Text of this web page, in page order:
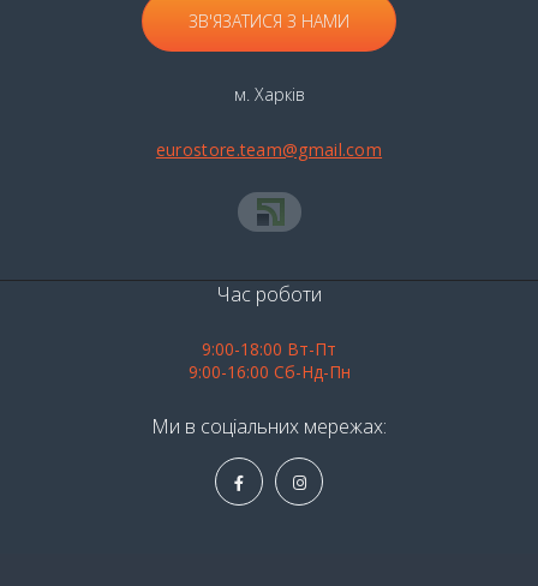
ЗВ'ЯЗАТИСЯ З НАМИ
м. Харків
eurostore.team@gmail.com
Час роботи
9:00-18:00 Вт-Пт
9:00-16:00 Сб-Нд-Пн
Ми в соціальних мережах: